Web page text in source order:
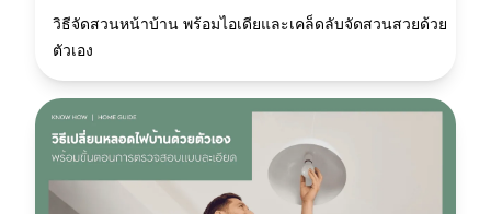
วิธีจัดสวนหน้าบ้าน พร้อมไอเดียและเคล็ดลับจัดสวนสวยด้วย
ตัวเอง